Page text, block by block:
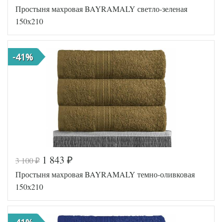
Артикул
AL20009255738
Размер
простыни
150х210
Производитель
Bayramaly
(Туркменистан)
Код товара
Артикул
AL20009255738
Размер
простыни
150х210
Простыня махровая BAYRAMALY светло-зеленая
150х210
-41%
3 100₽ 1 843 ₽
Простыня махровая BAYRAMALY темно-оливковая
150х210